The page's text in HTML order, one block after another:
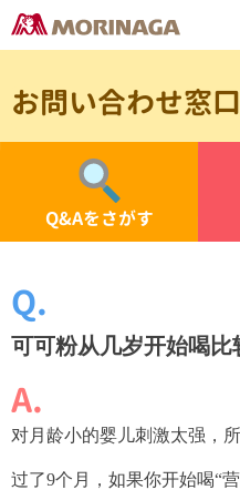
お問い合わせ窓口
Q&Aをさがす
可可粉从几岁开始喝比
对月龄小的婴儿刺激太强，
过了9个月，如果你开始喝“营